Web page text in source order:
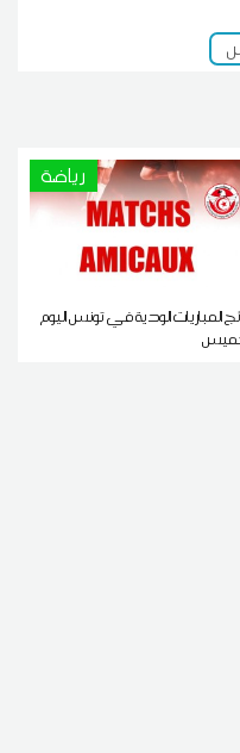
رياضة
المباريات الودية في تونس اليوم